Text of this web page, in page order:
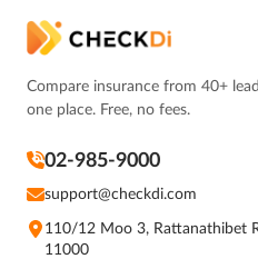
Compare insurance from 40+
one place. Free, no fees.
02-985-9000
support@checkdi.com
110/12 Moo 3, Rattanathibet
11000